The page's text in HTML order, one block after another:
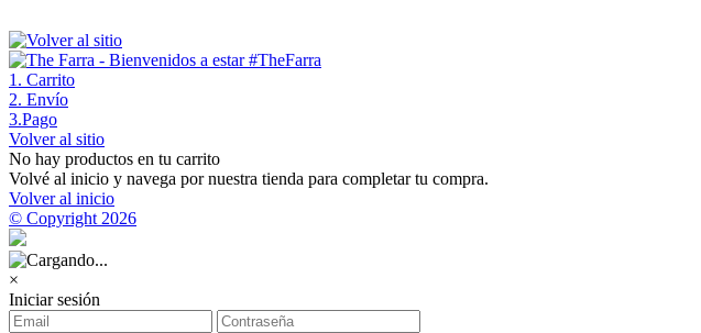
1 . Carrito
2. Envío
3.Pago
Volver al sitio
No hay productos en tu carrito
Volvé al inicio y navega por nuestra tienda para completar tu compra.
Volver al inicio
© Copyright 2026
×
Iniciar sesión